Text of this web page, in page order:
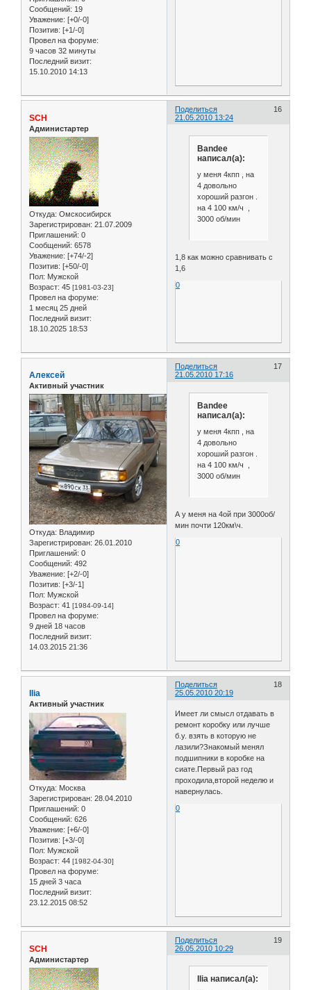
Сообщений: 19
Уважение: [+0/-0]
Позитив: [+1/-0]
Провел на форуме:
9 часов 32 минуты
Последний визит:
15.10.2010 14:13
Поделиться
16
21.05.2010 13:24
SCH
Администартер
Откуда: Омскосибирск
Зарегистрирован: 21.07.2009
Приглашений: 0
Сообщений: 6578
Уважение: [+74/-2]
Позитив: [+50/-0]
Пол: Мужской
Возраст: 45 [1981-03-23]
Провел на форуме:
1 месяц 25 дней
Последний визит:
18.10.2025 18:53
Bandee
написал(а):
у меня 4кпп , на
4 довольно
хороший разгон .
на 4 100 км/ч ,
3000 об/мин
1,8 как можно сравнивать с
1,6
0
Поделиться
17
21.05.2010 17:16
Алексей
Активный участник
Откуда: Владимир
Зарегистрирован: 26.01.2010
Приглашений: 0
Сообщений: 492
Уважение: [+2/-0]
Позитив: [+3/-1]
Пол: Мужской
Возраст: 41 [1984-09-14]
Провел на форуме:
9 дней 18 часов
Последний визит:
14.03.2015 21:36
Bandee
написал(а):
у меня 4кпп , на
4 довольно
хороший разгон .
на 4 100 км/ч ,
3000 об/мин
А у меня на 4ой при 3000об/
мин почти 120км\ч.
0
Поделиться
18
25.05.2010 20:19
Ilia
Активный участник
Откуда: Москва
Зарегистрирован: 28.04.2010
Приглашений: 0
Сообщений: 626
Уважение: [+6/-0]
Позитив: [+3/-0]
Пол: Мужской
Возраст: 44 [1982-04-30]
Провел на форуме:
15 дней 3 часа
Последний визит:
23.12.2015 08:52
Имеет ли смысл отдавать в
ремонт коробку или лучше
б.у. взять в которую не
лазили?Знакомый менял
подшипники в коробке на
сиате.Первый раз год
проходила,второй неделю и
навернулась.
0
Поделиться
19
26.05.2010 10:29
SCH
Администартер
Ilia написал(а):